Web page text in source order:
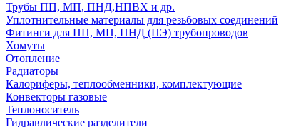
Трубы ПП, МП, ПНД,НПВХ и др.
Уплотнительные материалы для резьбовых соединений
Фитинги для ПП, МП, ПНД (ПЭ) трубопроводов
Хомуты
Отопление
Радиаторы
Калориферы, теплообменники, комплектующие
Конвекторы газовые
Теплоноситель
Гидравлические разделители